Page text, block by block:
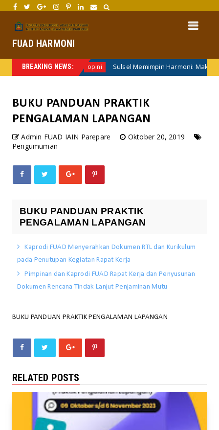
FUAD HARMONI
BREAKING NEWS:
PTKIN 2025 opini Sulsel Memimpin Harmoni: Makassar,
BUKU PANDUAN PRAKTIK
PENGALAMAN LAPANGAN
Admin FUAD IAIN Parepare
Oktober 20, 2019
Pengumuman
BUKU PANDUAN PRAKTIK
PENGALAMAN LAPANGAN
Kaprodi FUAD Menyerahkan Dokumen RTL dan Kurikulum
pada Penutupan Kegiatan Rapat Kerja
Pimpinan dan Kaprodi FUAD Rapat Kerja dan Penyusunan
Dokumen Rencana Tindak Lanjut Penjaminan Mutu
BUKU PANDUAN PRAKTIK PENGALAMAN LAPANGAN
RELATED POSTS